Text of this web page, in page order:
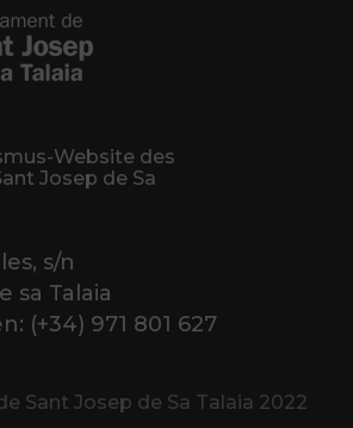
Website des
Josep de Sa
s/n
sa Talaia
(+34) 971 801 627
Sant Josep de Sa Talaia 2022